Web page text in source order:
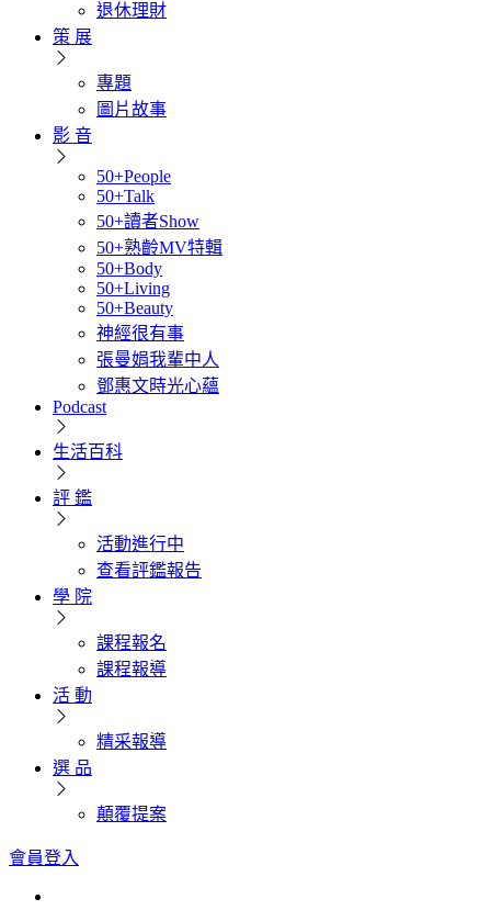
退休理財
策 展
專題
圖片故事
影 音
50+People
50+Talk
50+讀者Show
50+熟齡MV特輯
50+Body
50+Living
50+Beauty
神經很有事
張曼娟我輩中人
鄧惠文時光心蘊
Podcast
生活百科
評 鑑
活動進行中
查看評鑑報告
學 院
課程報名
課程報導
活 動
精采報導
選 品
顛覆提案
會員登入